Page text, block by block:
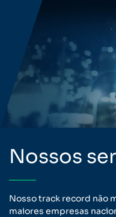
Nossos
Nosso track record não
maiores empresas